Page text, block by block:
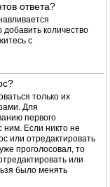
ответа?
количество
с
только их
Для
первого
ним. Если никто не
или отредактировать
проголосовал, то
или
было менять